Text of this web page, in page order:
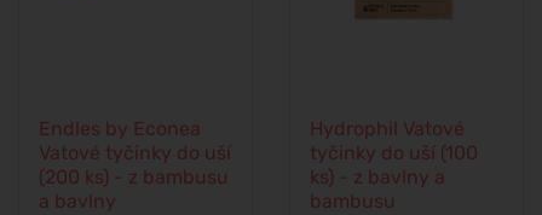
Endles by Econea
Vatové tyčinky do uší
(200 ks) - z bambusu
a bavlny
Hydrophil Vatové
tyčinky do uší (100
ks) - z bavlny a
bambusu